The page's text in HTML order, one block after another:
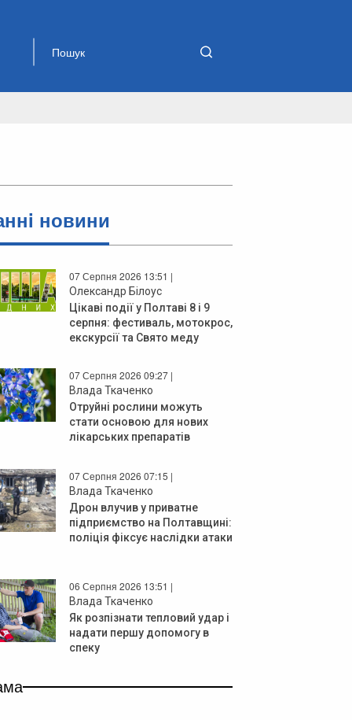
новини
07 Серпня 2026 13:51 |
Олександр Білоус
Цікаві події у Полтаві 8 і 9
серпня: фестиваль, мотокрос,
екскурсії та Свято меду
07 Серпня 2026 09:27 |
Влада Ткаченко
Отруйні рослини можуть
стати основою для нових
лікарських препаратів
07 Серпня 2026 07:15 |
Влада Ткаченко
Дрон влучив у приватне
підприємство на Полтавщині:
поліція фіксує наслідки атаки
06 Серпня 2026 13:51 |
Влада Ткаченко
Як розпізнати тепловий удар і
надати першу допомогу в
спеку